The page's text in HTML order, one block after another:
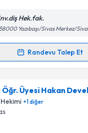
verilerimin işlenmesine
'ni okudum ve kişisel
Takvim Talebini
Hek.fak.
Yazıbaşı/Sivas Merkez/
Randevu Talep Et
Takvimi Talebi
Üyesi Abdullah İlker Özeç
oluşturun. Size bu
bir takvim
Öğr. Üyesi Hakan
+1diğer